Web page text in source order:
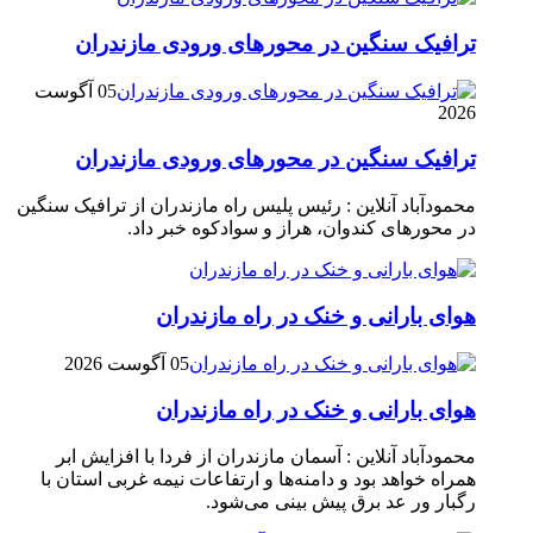
ترافیک سنگین در محور‌های ورودی مازندران
05 آگوست
2026
ترافیک سنگین در محور‌های ورودی مازندران
محمودآباد آنلاین : رئیس پلیس راه مازندران از ترافیک سنگین
در محور‌های کندوان، هراز و سوادکوه خبر داد.
هوای بارانی و خنک در راه مازندران
05 آگوست 2026
هوای بارانی و خنک در راه مازندران
محمودآباد آنلاین : آسمان مازندران از فردا با افزایش ابر
همراه خواهد بود و دامنه‌ها و ارتفاعات نیمه غربی استان با
رگبار ور عد برق پیش بینی می‌شود.